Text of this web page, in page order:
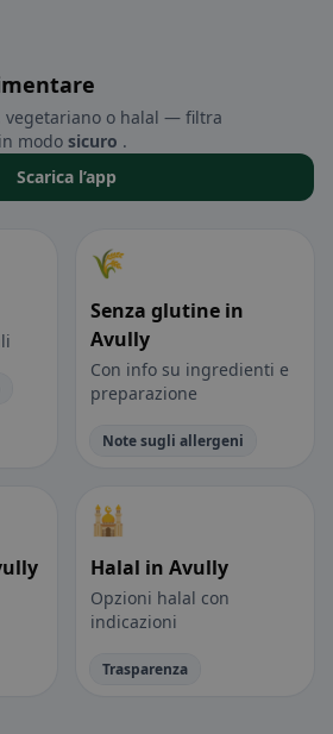
vegetariano o halal — filtra
modo sicuro .
Scarica l’app
🌾
Senza glutine in
Avully
Con info su ingredienti e
preparazione
Note sugli allergeni
🕌
Halal in Avully
Opzioni halal con
indicazioni
Trasparenza